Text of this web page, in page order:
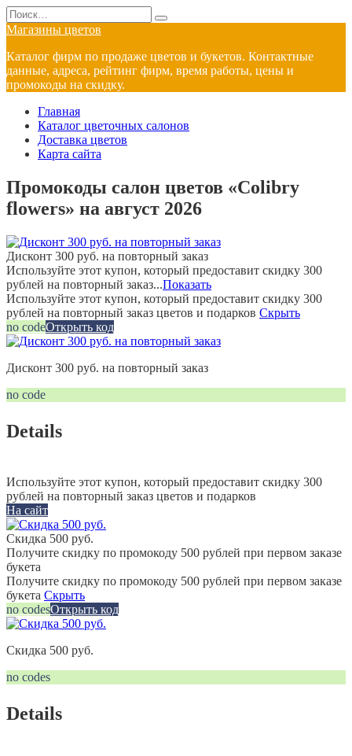
Перейти
к
содержанию
Search
for:
Магазины цветов
Каталог фирм по продаже цветов и букетов. Контактные
данные, адреса, рейтинг фирм, время работы, цены и
промокоды на скидку.
Главная
Каталог цветочных салонов
Доставка цветов
Карта сайта
Промокоды салон цветов «Colibry
flowers» на август 2026
Дисконт 300 руб. на повторный заказ
Используйте этот купон, который предоставит скидку 300
рублей на повторный заказ...Показать
Используйте этот купон, который предоставит скидку 300
рублей на повторный заказ цветов и подарков Скрыть
no codeОткрыть код
Дисконт 300 руб. на повторный заказ
no code
Details
Используйте этот купон, который предоставит скидку 300
рублей на повторный заказ цветов и подарков
На сайт
Скидка 500 руб.
Получите скидку по промокоду 500 рублей при первом заказе
букета
Получите скидку по промокоду 500 рублей при первом заказе
букета Скрыть
no codesОткрыть код
Скидка 500 руб.
no codes
Details